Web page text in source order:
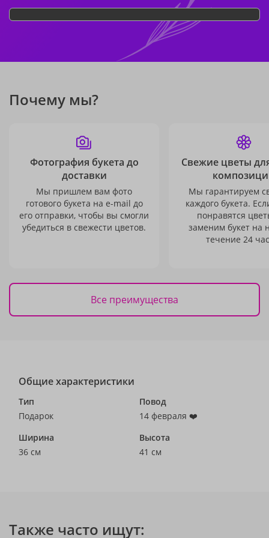
Почему мы?
Фотография букета до
доставки
Мы пришлем вам фото
готового букета на e-mail до
его отправки, чтобы вы смогли
убедиться в свежести цветов.
Свежие цветы
Мы гарантируем
каждого букета.
понравятся
заменим букет на
течение 24
Все преимущества
Общие характеристики
Тип
Подарок
Повод
14 февраля ❤️
Ширина
36 см
Высота
41 см
Также часто ищут: